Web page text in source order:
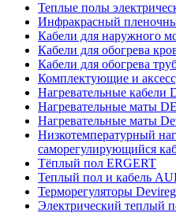
Теплые полы
Инфракрасный
Кабели для наружного
Кабели для обогрева
Кабели для обогрева
Комплектующие и
Нагревательные кабели
Нагревательные маты
Нагревательные маты
Низкотемпературный
саморегулирующийся
Тёплый пол ERGERT
Теплый пол и кабель
Терморегуляторы
Электрический теплый